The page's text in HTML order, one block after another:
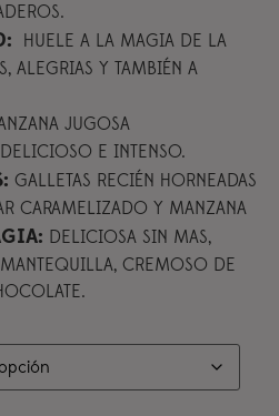
HUELE A LA MAGIA DE LA
ALEGRIAS Y TAMBIÉN A
JUGOSA
E INTENSO.
GALLETAS RECIÉN HORNEADAS
CARAMELIZADO Y MANZANA
DELICIOSA SIN MAS,
CREMOSO DE